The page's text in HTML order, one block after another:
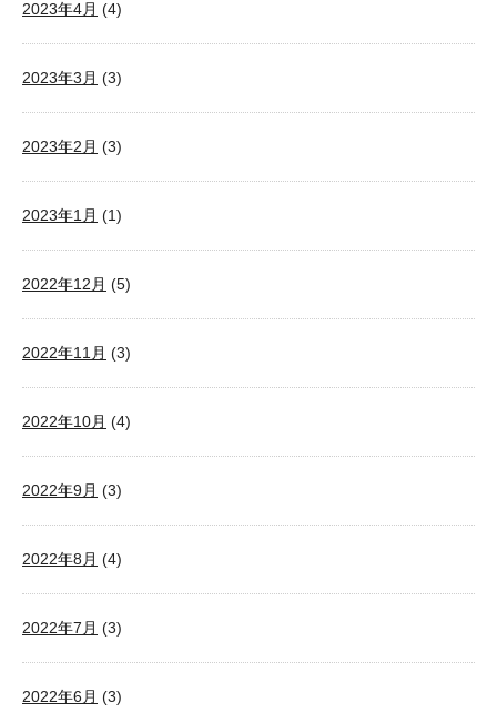
2023年4月 (4)
2023年3月 (3)
2023年2月 (3)
2023年1月 (1)
2022年12月 (5)
2022年11月 (3)
2022年10月 (4)
2022年9月 (3)
2022年8月 (4)
2022年7月 (3)
2022年6月 (3)